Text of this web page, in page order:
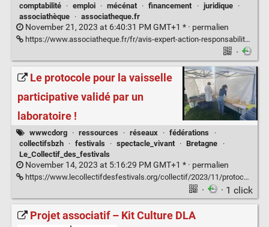
comptabilité
· emploi · mécénat · financement · juridique
·
associathèque
· associatheque.fr
November 21, 2023 at 6:40:31 PM GMT+1 * · permalien
https://www.associatheque.fr/fr/avis-expert-action-responsabilite-insuffisance-actif-contre-dirigeant-benevole-association-circonstances-attenuantes-impunite.html
·
Le protocole pour la vaisselle
participative validé par un
laboratoire !
wwwcdorg · ressources · réseaux · fédérations
·
collectifsbzh
· festivals · spectacle_vivant · Bretagne
·
Le_Collectif_des_festivals
November 14, 2023 at 5:16:29 PM GMT+1 * · permalien
https://www.lecollectifdesfestivals.org/collectif/2023/11/protocole-vaisselle/
· · 1 click
Projet associatif – Kit Culture DLA